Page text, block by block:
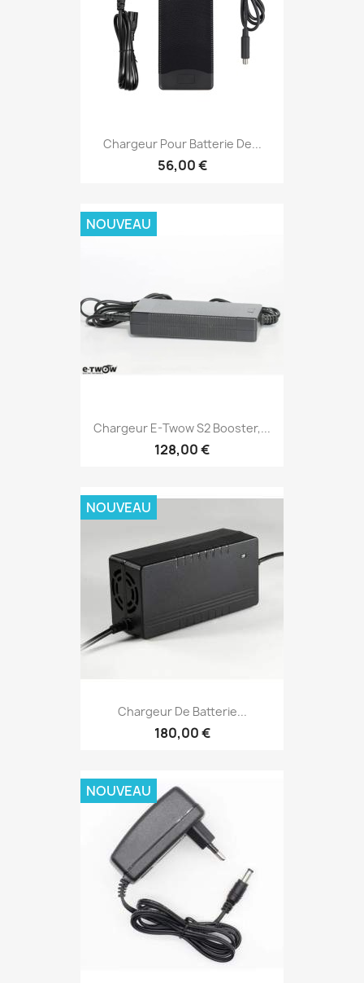
Chargeur Pour Batterie De...
56,00 €
Chargeur E-Twow S2 Booster,...
128,00 €
NOUVEAU
Chargeur De Batterie...
180,00 €
NOUVEAU
NOUVEAU